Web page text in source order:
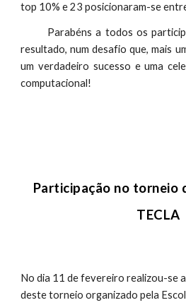
top 10% e 23 posicionaram-se
Parabéns a todos os
resultado, num desafio que, mais
um verdadeiro sucesso e uma
computacional!
Participação no torneio
TECLA
No dia 11 de fevereiro realizou-se
deste torneio organizado pela